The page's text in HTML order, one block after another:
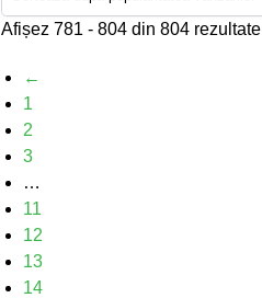
Afișez 781 - 804 din 804 rezultate
←
1
2
3
…
11
12
13
14